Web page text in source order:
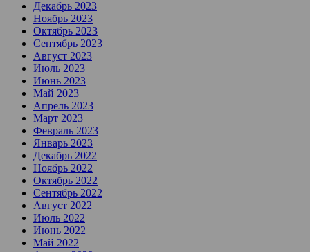
Декабрь 2023
Ноябрь 2023
Октябрь 2023
Сентябрь 2023
Август 2023
Июль 2023
Июнь 2023
Май 2023
Апрель 2023
Март 2023
Февраль 2023
Январь 2023
Декабрь 2022
Ноябрь 2022
Октябрь 2022
Сентябрь 2022
Август 2022
Июль 2022
Июнь 2022
Май 2022